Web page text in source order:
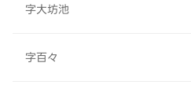
字大坊池
字百々